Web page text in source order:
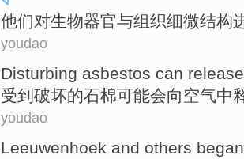
他们对生物器官与组织细微结构
youdao
Disturbing asbestos can release
受到破坏的石棉可能会向空气中
youdao
Leeuwenhoek and others began